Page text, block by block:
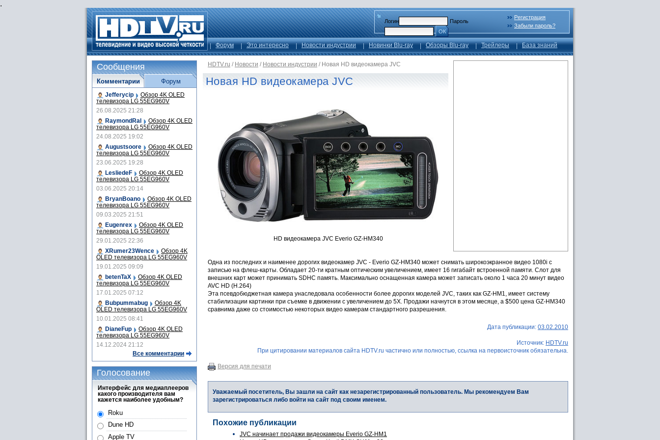
.
Логин
Пароль
ОК
Регистрация
Забыли пароль?
Форум Это интересно Новости индустрии Новинки Blu-ray Обзоры Blu-ray Трейлеры База знаний
HDTV.ru / Новости / Новости индустрии / Новая HD видеокамера JVC
Новая HD видеокамера JVC
HD видеокамера JVC Everio GZ-HM340
Одна из последних и наименее дорогих видеокамер JVC - Everio GZ-HM340 может снимать широкоэкранное видео 1080i с
записью на флеш-карты. Обладает 20-ти кратным оптическим увеличением, имеет 16 гигабайт встроенной памяти. Слот для
внешних карт может принимать SDHC память. Максимально оснащенная камера может записать около 1 часа 20 минут видео
AVC HD (H.264)
Эта псевдобюджетная камера унаследовала особенности более дорогих моделей JVC, таких как GZ-HM1, имеет систему
стабилизации картинки при съемке в движении с увеличением до 5X. Продажи начнутся в этом месяце, а $500 цена GZ-HM340
сравнима даже со стоимостью некоторых видео камерам стандартного разрешения.
Дата публикации: 03.02.2010
Источник: HDTV.ru
При цитировании материалов сайта HDTV.ru частично или полностью, ссылка на первоисточник обязательна.
Версия для печати
Уважаемый посетитель, Вы зашли на сайт как незарегистрированный пользователь. Мы рекомендуем Вам
зарегистрироваться либо войти на сайт под своим именем.
Похожие публикации
JVC начинает продажи видеокамеры Everio GZ-HM1
Сообщения
Комментарии
Jefferycip Обзор 4K OLED
телевизора LG 55EG960V
26.08.2025 21:28
RaymondRal
Обзор 4K OLED
телевизора LG 55EG960V
24.08.2025 19:02
Augustsoore
Обзор 4K OLED
телевизора LG 55EG960V
23.06.2025 19:28
LesliedeF
Обзор 4K OLED
телевизора LG 55EG960V
03.06.2025 20:14
BryanBoano
Обзор 4K OLED
телевизора LG 55EG960V
09.03.2025 21:51
Eugenrex
Обзор 4K OLED
телевизора LG 55EG960V
29.01.2025 22:36
XRumer23Wence
Обзор 4K
OLED телевизора LG 55EG960V
19.01.2025 09:09
betenTaX
Обзор 4K OLED
телевизора LG 55EG960V
17.01.2025 07:12
Bubpummabug
Обзор 4K
OLED телевизора LG 55EG960V
10.01.2025 08:41
DianeFup
Обзор 4K OLED
телевизора LG 55EG960V
14.12.2024 21:12
Все комментарии
Форум
Голосование
Интерфейс для медиаплееров
какого производителя вам
кажется наиболее удобным?
Roku
Dune HD
Apple TV